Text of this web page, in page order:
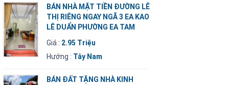
BÁN NHÀ MẶT TIỀN ĐƯỜNG LÊ
THỊ RIÊNG NGAY NGÃ 3 EA KAO
LÊ DUẨN PHƯỜNG EA TAM
Giá : 2.95 Triệu
Hướng : Tây Nam
BÁN ĐẤT TẶNG NHÀ KINH